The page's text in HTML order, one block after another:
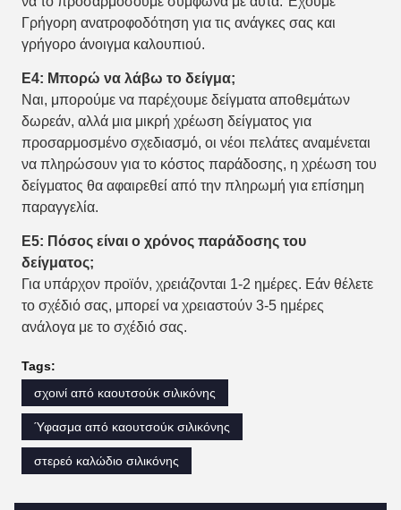
Γρήγορη ανατροφοδότηση για τις ανάγκες σας και
γρήγορο άνοιγμα καλουπιού.
Ε4: Μπορώ να λάβω το δείγμα;
Ναι, μπορούμε να παρέχουμε δείγματα αποθεμάτων
δωρεάν, αλλά μια μικρή χρέωση δείγματος για
προσαρμοσμένο σχεδιασμό, οι νέοι πελάτες αναμένεται
να πληρώσουν για το κόστος παράδοσης, η χρέωση του
δείγματος θα αφαιρεθεί από την πληρωμή για επίσημη
παραγγελία.
Ε5: Πόσος είναι ο χρόνος παράδοσης του
δείγματος;
Για υπάρχον προϊόν, χρειάζονται 1-2 ημέρες. Εάν θέλετε
το σχέδιό σας, μπορεί να χρειαστούν 3-5 ημέρες
ανάλογα με το σχέδιό σας.
Tags:
σχοινί από καουτσούκ σιλικόνης
Ύφασμα από καουτσούκ σιλικόνης
στερεό καλώδιο σιλικόνης